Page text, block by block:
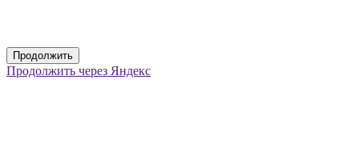
Продолжить
Продолжить через Яндекс